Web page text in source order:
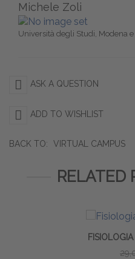
Michele Zoli
Università degli Studi, Modena
ASK A QUESTION
ADD TO WISHLIST
BACK TO: VIRTUAL CAMPUS
RELATED